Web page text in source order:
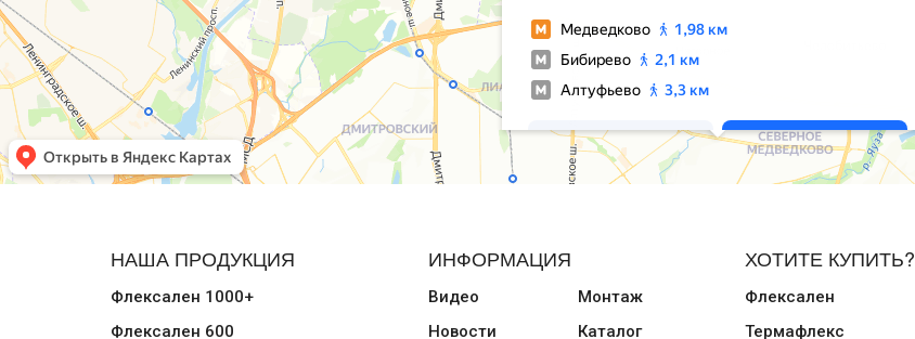
НАША ПРОДУКЦИЯ
Флексален 1000+
Флексален 600
ИНФОРМАЦИЯ
Видео
Новости
Монтаж
Каталог
ХОТИТЕ КУПИТЬ?
Флексален
Термафлекс